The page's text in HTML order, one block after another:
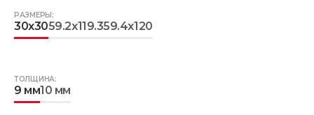
РАЗМЕРЫ:
30x3059.2x119.359.4x120
ТОЛЩИНА:
9 мм10 мм